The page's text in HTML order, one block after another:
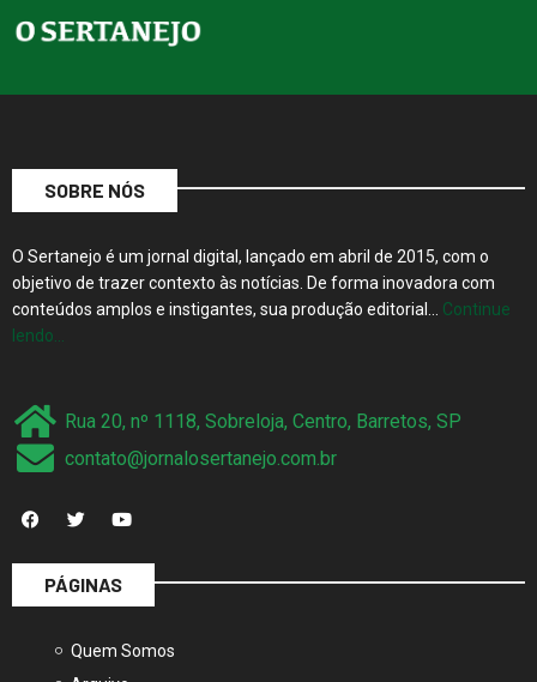
SOBRE NÓS
O Sertanejo é um jornal digital, lançado em abril de 2015, com o
objetivo de trazer contexto às notícias. De forma inovadora com
conteúdos amplos e instigantes, sua produção editorial… Continue
lendo…
Rua 20, nº 1118, Sobreloja, Centro, Barretos, SP
contato@jornalosertanejo.com.br
PÁGINAS
Quem Somos